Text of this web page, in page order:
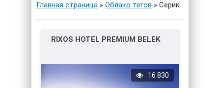
Главная страница » Облако тегов » Серик
RIXOS HOTEL PREMIUM BELEK
16 830